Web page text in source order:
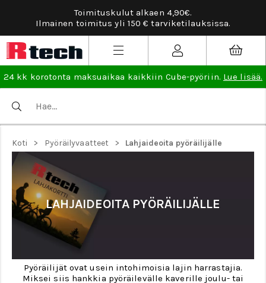
Toimituskulut alkaen 4,90€.
Ilmainen toimitus yli 150 € tarviketilauksissa.
24 kk korotonta maksuaikaa kaikkiin Cube-pyöriin. Lue lisää.
Koti > Pyöräilyvaatteet > Lahjaideoita pyöräilijälle
LAHJAIDEOITA PYÖRÄILIJÄLLE
Pyöräilijät ovat usein intohimoisia lajin harrastajia.
Miksei siis hankkia pyöräilevälle kaverille joulu- tai